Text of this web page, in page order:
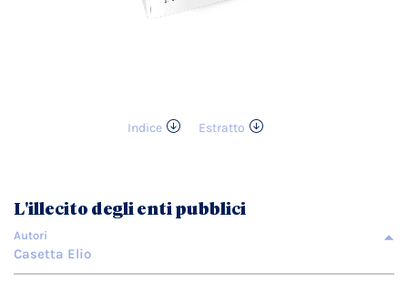
Indice
Estratto
galleria
di
immagini
L'illecito degli enti pubblici
Autori
Casetta Elio